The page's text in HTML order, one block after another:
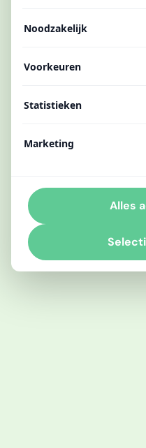
Noodzakelijk
Voorkeuren
Statistieken
Marketing
Alles